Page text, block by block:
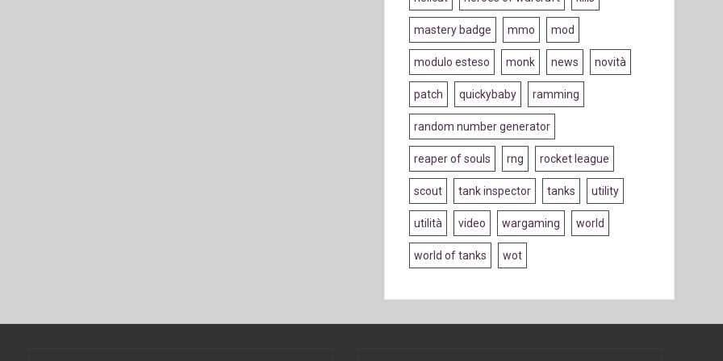
mastery badge mmo mod
modulo esteso monk news novità
patch quickybaby ramming
random number generator
reaper of souls rng rocket league
scout tank inspector tanks utility
utilità video wargaming world
world of tanks wot